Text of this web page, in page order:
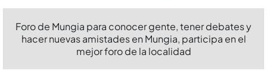
Foro de Mungia para conocer gente, tener debates y
hacer nuevas amistades en Mungia, participa en el
mejor foro de la localidad